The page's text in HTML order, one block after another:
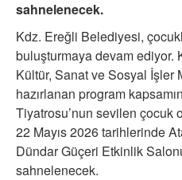
sahnelenecek.
Kdz. Ereğli Belediyesi,
buluşturmaya devam ediyor.
Kültür, Sanat ve Sosyal İşler
hazırlanan program
Tiyatrosu’nun sevilen çocuk
22 Mayıs 2026 tarihlerinde
Dündar Güçeri Etkinlik
sahnelenecek.